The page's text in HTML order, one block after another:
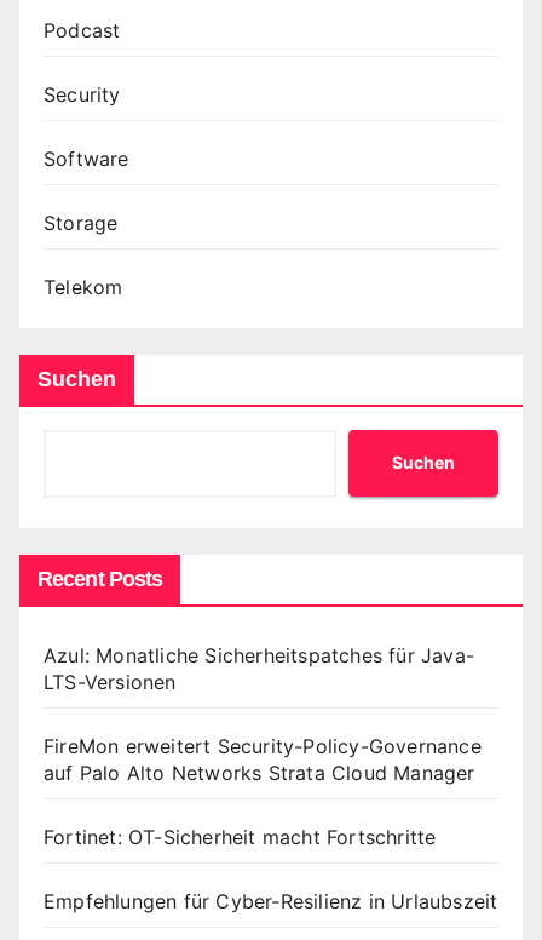
Podcast
Security
Software
Storage
Telekom
Suchen
Suchen
Recent Posts
Azul: Monatliche Sicherheitspatches für Java-
LTS-Versionen
FireMon erweitert Security-Policy-Governance
auf Palo Alto Networks Strata Cloud Manager
Fortinet: OT-Sicherheit macht Fortschritte
Empfehlungen für Cyber-Resilienz in Urlaubszeit